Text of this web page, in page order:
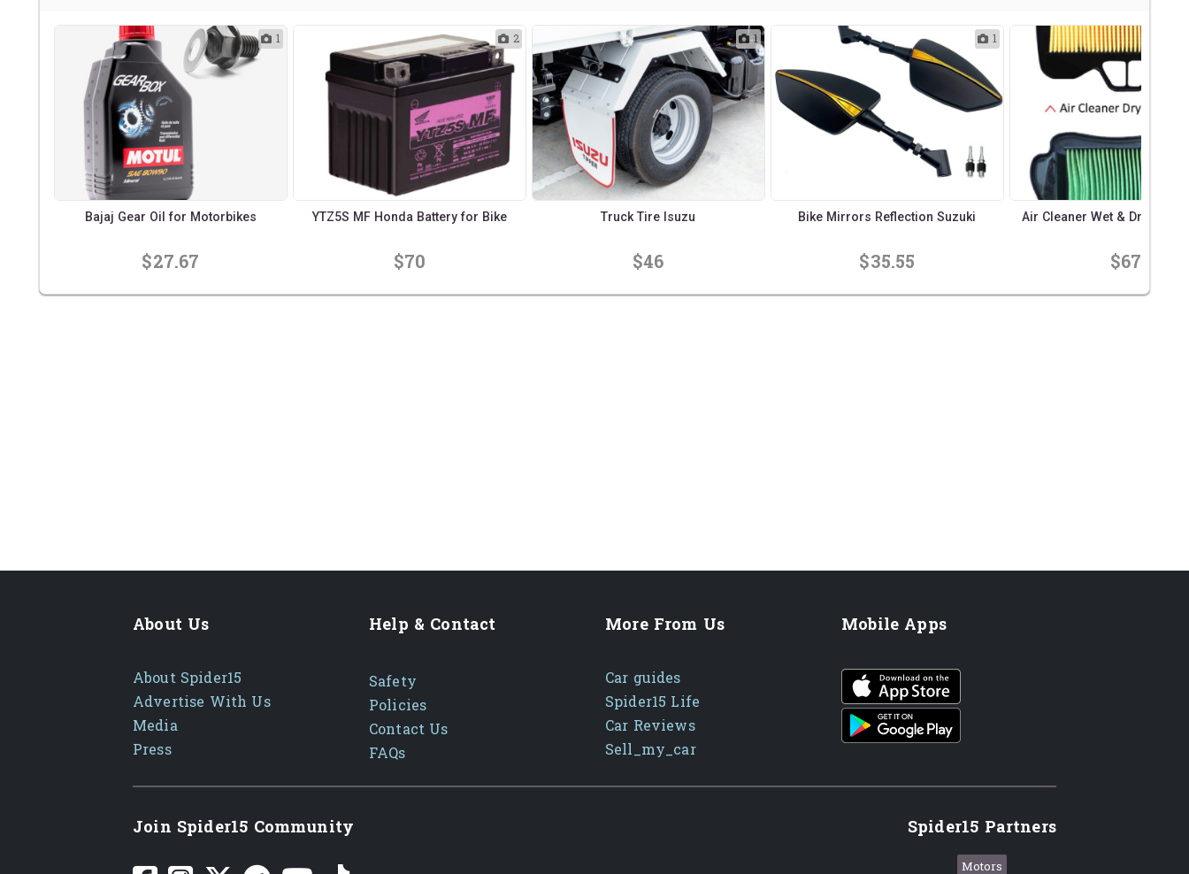
1
Bajaj Gear Oil for Motorbikes
$27.67
2
YTZ5S MF Honda Battery for Bike
$70
1
Truck Tire Isuzu
$46
1
Bike Mirrors Reflection Suzuki
$35.55
Air Cleaner Wet & Dry
$67
About Us
About Spider15
Advertise With Us
Media
Press
Help & Contact
Safety
Policies
Contact Us
FAQs
More From Us
Car guides
Spider15 Life
Car Reviews
Sell_my_car
Mobile Apps
iOS app
Android App
Join Spider15 Community Spider15 Partners
Motors